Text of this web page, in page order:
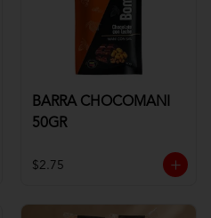
BARRA CHOCOMANI
50GR
$2.75